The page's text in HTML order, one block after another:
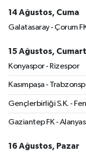
14 Ağustos, Cuma
Galatasaray - Çorum
15 Ağustos,
Konyaspor - Rizespor
Kasımpaşa -
Gençlerbirliği S.K. -
Gaziantep FK -
16 Ağustos, Pazar